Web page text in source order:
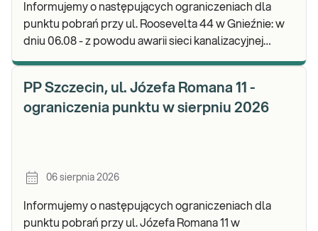
Informujemy o następujących ograniczeniach dla
punktu pobrań przy ul. Roosevelta 44 w Gnieźnie: w
dniu 06.08 - z powodu awarii sieci kanalizacyjnej
PP Szczecin, ul. Józefa Romana 11 -
ograniczenia punktu w sierpniu 2026
06 sierpnia 2026
Informujemy o następujących ograniczeniach dla
punktu pobrań przy ul. Józefa Romana 11 w